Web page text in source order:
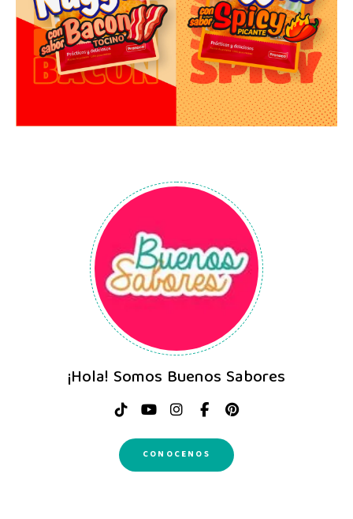
¡Hola! Somos Buenos Sabores
CONOCENOS